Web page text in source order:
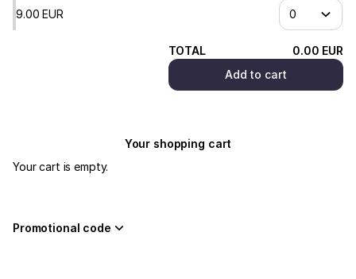
9.00 EUR
TOTAL 0.00 EUR
Add to cart
Your shopping cart
Your cart is empty.
Promotional code